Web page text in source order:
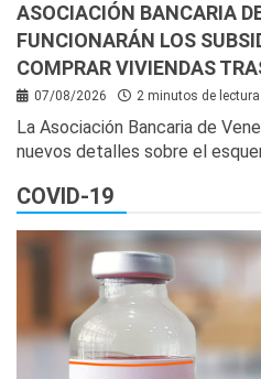
ASOCIACIÓN BANCARIA
FUNCIONARÁN LOS
COMPRAR VIVIENDAS
07/08/2026 2 minutos de lectura
La Asociación Bancaria de
nuevos detalles sobre el
COVID-19